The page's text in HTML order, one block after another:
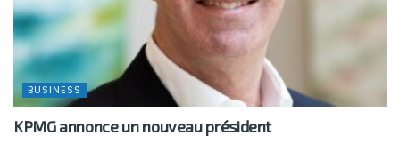
BUSINESS
KPMG annonce un nouveau président